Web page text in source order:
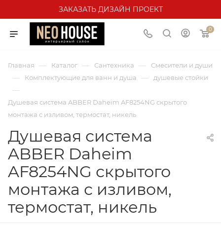
ЗАКАЗАТЬ ДИЗАЙН ПРОЕКТ
0
Главная — Каталог — Сантехника — Смесители и души
— Комплектующие для ванн и душа — душевые стойки
—
Душевая система ABBER Daheim AF8254NG скрытого
монтажа с изливом, термостат, никель
Душевая система
ABBER Daheim
AF8254NG скрытого
монтажа с изливом,
термостат, никель